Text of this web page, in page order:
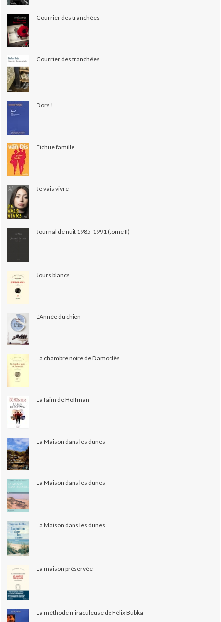
Courrier des tranchées
Courrier des tranchées
Dors !
Fichue famille
Je vais vivre
Journal de nuit 1985-1991 (tome II)
Jours blancs
L'Année du chien
La chambre noire de Damoclès
La faim de Hoffman
La Maison dans les dunes
La Maison dans les dunes
La Maison dans les dunes
La maison préservée
La méthode miraculeuse de Félix Bubka